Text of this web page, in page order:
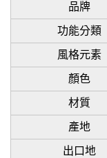
品牌
功能分類
風格元素
顏色
材質
產地
出口地